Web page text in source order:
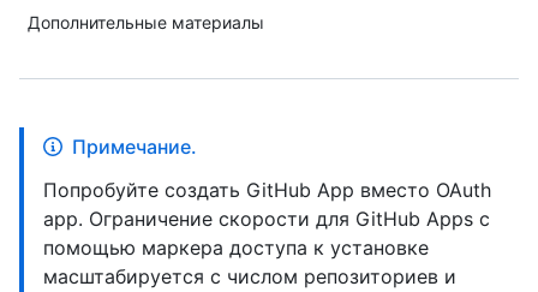
Дополнительные материалы
Примечание.
Попробуйте создать GitHub App вместо OAuth
app. Ограничение скорости для GitHub Apps с
помощью маркера доступа к установке
масштабируется с числом репозиториев и